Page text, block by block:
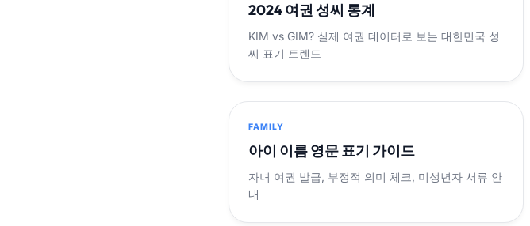
2024 여권 성씨 통계
KIM vs GIM? 실제 여권 데이터로 보는 대한민국 성
씨 표기 트렌드
FAMILY
아이 이름 영문 표기 가이드
자녀 여권 발급, 부정적 의미 체크, 미성년자 서류 안
내